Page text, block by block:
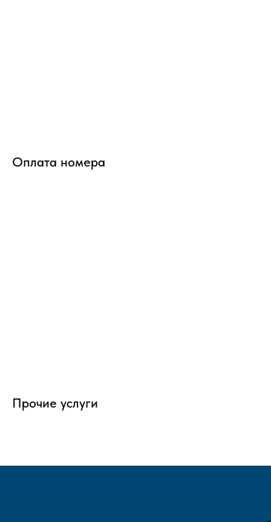
Оплата номера
Прочие услуги